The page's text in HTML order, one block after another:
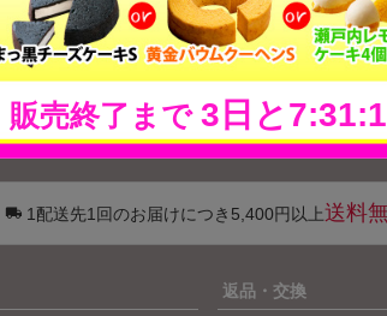
1配送先1回のお届けにつき5,400円以上送料
返品・交換